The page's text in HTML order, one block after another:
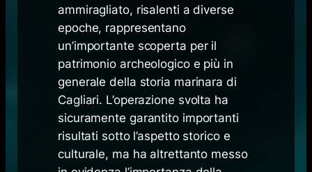
ammiragliato, risalenti a diverse
epoche, rappresentano
un’importante scoperta per il
patrimonio archeologico e più in
generale della storia marinara di
Cagliari. L’operazione svolta ha
sicuramente garantito importanti
risultati sotto l’aspetto storico e
culturale, ma ha altrettanto messo